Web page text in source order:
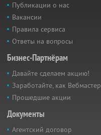
Публикации о нас
Вакансии
Правила сервиса
Ответы на вопросы
Бизнес-Партнёрам
Давайте сделаем акцию!
Заработайте, как Вебмастер
Прошедшие акции
Документы
Агентский договор